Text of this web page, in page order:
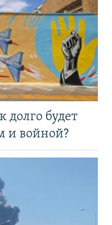
долго будет
и войной?